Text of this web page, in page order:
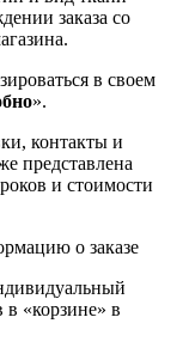
заказа со
в своем
».
контакты и
представлена
и стоимости
о заказе
«корзине» в